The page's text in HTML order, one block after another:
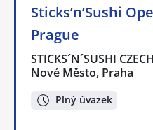
Sticks’n’Sushi
Prague
STICKS´N´SUSHI
Nové Město, Praha
Plný úvazek